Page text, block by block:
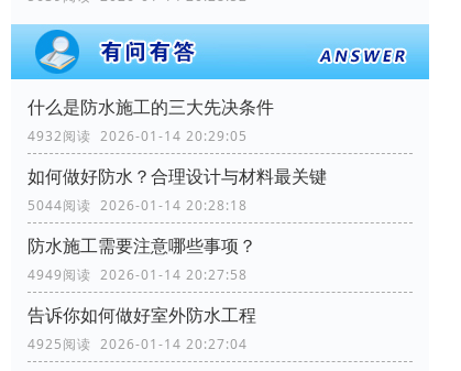
什么是防水施工的三大先决条件
4932阅读 2026-01-14 20:29:05
如何做好防水？合理设计与材料最关键
5044阅读 2026-01-14 20:28:18
防水施工需要注意哪些事项？
4949阅读 2026-01-14 20:27:58
告诉你如何做好室外防水工程
4925阅读 2026-01-14 20:27:04